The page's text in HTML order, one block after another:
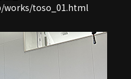
works/toso_01.html